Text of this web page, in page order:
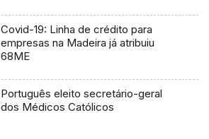
Covid-19: Linha de crédito para
empresas na Madeira já atribuiu
68ME
Português eleito secretário-geral
dos Médicos Católicos